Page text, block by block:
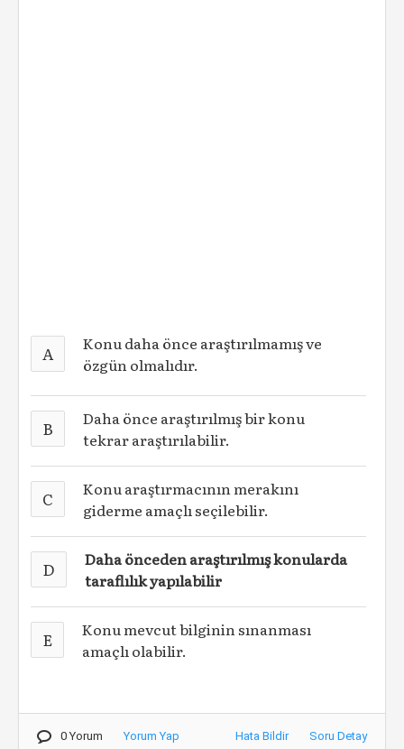
A
Konu daha önce araştırılmamış ve
özgün olmalıdır.
B
Daha önce araştırılmış bir konu
tekrar araştırılabilir.
C
Konu araştırmacının merakını
giderme amaçlı seçilebilir.
D
Daha önceden araştırılmış konularda
taraflılık yapılabilir
E
Konu mevcut bilginin sınanması
amaçlı olabilir.
0 Yorum Yorum Yap Hata Bildir Soru Detay